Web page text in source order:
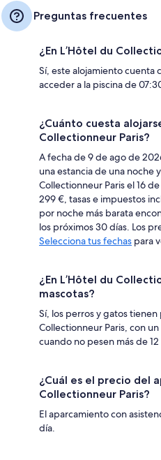
Preguntas frecuentes
¿En L’Hôtel du
Sí, este alojamiento cuenta
acceder a la piscina de
¿Cuánto cuesta
Collectionneur Paris?
A fecha de 9 de ago de
una estancia de una noche
Collectionneur Paris el 16
299 €, tasas e impuestos
por noche más barata
los próximos 30 días. Los
Selecciona tus fechas para
¿En L’Hôtel du
mascotas?
Sí, los perros y gatos
Collectionneur Paris, con
cuando no pesen más de
¿Cuál es el precio del
Collectionneur Paris?
El aparcamiento con
día.